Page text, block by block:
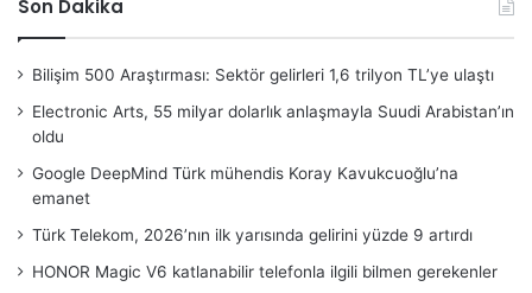
Son Dakika
Bilişim 500 Araştırması: Sektör gelirleri 1,6 trilyon TL’ye ulaştı
Electronic Arts, 55 milyar dolarlık anlaşmayla Suudi Arabistan’ın
oldu
Google DeepMind Türk mühendis Koray Kavukcuoğlu’na
emanet
Türk Telekom, 2026’nın ilk yarısında gelirini yüzde 9 artırdı
HONOR Magic V6 katlanabilir telefonla ilgili bilmen gerekenler